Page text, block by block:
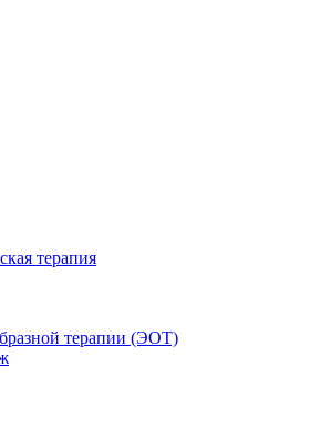
терапия
терапии (ЭОТ)